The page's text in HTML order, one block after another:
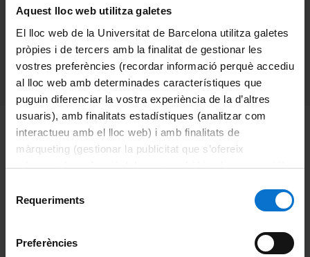
Aquest lloc web utilitza galetes
El lloc web de la Universitat de Barcelona utilitza galetes
pròpies i de tercers amb la finalitat de gestionar les
vostres preferències (recordar informació perquè accediu
al lloc web amb determinades característiques que
puguin diferenciar la vostra experiència de la d’altres
usuaris), amb finalitats estadístiques (analitzar com
interactueu amb el lloc web) i amb finalitats de
màrqueting (gestionar la publicitat que s’ofereix
adequant-la en funció dels vostres hàbits de navegació).
consultar laPolítica de galetes del lloc web de la
Requeriments
Preferències
regeneration
Categories:Notícies
In this work, researchers from Thin-film and
Nanostructure electrodeposition Group (GE-CPN)
developed an electrochemical procedure for the
micro/nanostructures for applications in drug delivery,
Hydroxyapatite (HAP) has been extensively used as a